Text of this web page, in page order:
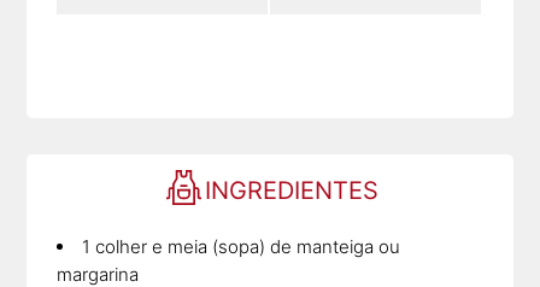
INGREDIENTES
1 colher e meia (sopa) de manteiga ou
margarina